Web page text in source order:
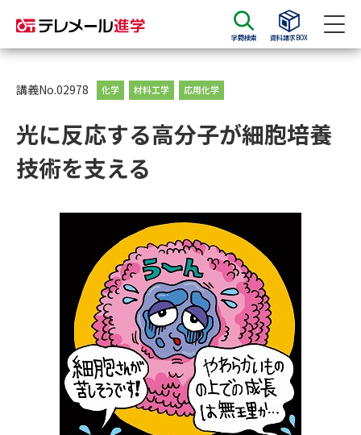
学問検索 資料請求BOX
資料請求
大学・短大の資料種類から請求
総合型選抜・学校推薦型選抜 募
大学入学共通テスト利用選抜の
募集要項＆願書
大学・短大以外の資料から請求
専門学校の資料請求 大学院の資料請求
留学・進学関連、塾・予備校
大学入学共通テスト「受験案
内」の請求
講義No.02978 化学 材料工学 応用化学
光に反応する高分子が細胞培養
技術を支える